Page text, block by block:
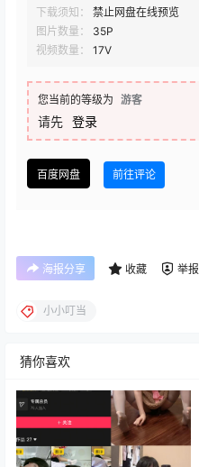
下载须知：
禁止网盘在线预览
图片数量：
35P
视频数量：
17V
您当前的等级为 游客
请先 登录
百度网盘 前往评论
海报分享 收藏 举报
小小叮当
猜你喜欢